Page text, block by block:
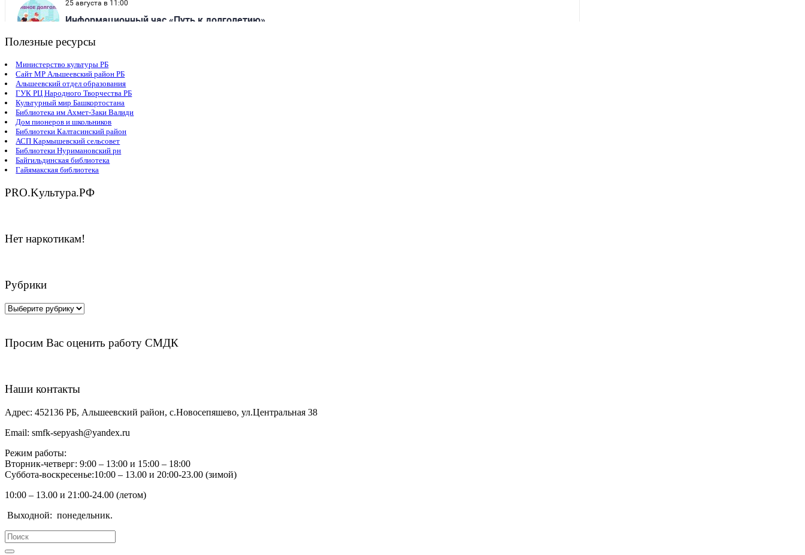
Полезные ресурсы
Министерство культуры РБ
Сайт МР Альшеевский район РБ
Альшеевский отдел образования
ГУК РЦ Народного Творчества РБ
Культурный мир Башкортостана
Библиотека им Ахмет-Заки Валиди
Дом пионеров и школьников
Библиотеки Калтасинский район
АСП Кармышевский сельсовет
Библиотеки Нуримановский рн
Байгильдинская библиотека
Гайямакская библиотека
PRO.Kультура.РФ
Нет наркотикам!
Рубрики
Рубрики
Просим Вас оценить работу СМДК
Наши контакты
Адрес: 452136 РБ, Альшеевский район, с.Новосепяшево, ул.Центральная 38
Email: smfk-sepyash@yandex.ru
Режим работы:
Вторник-четверг: 9:00 – 13:00 и 15:00 – 18:00
Суббота-воскресенье:10:00 – 13.00 и 20:00-23.00 (зимой)
10:00 – 13.00 и 21:00-24.00 (летом)
Выходной: понедельник.
Search
for: